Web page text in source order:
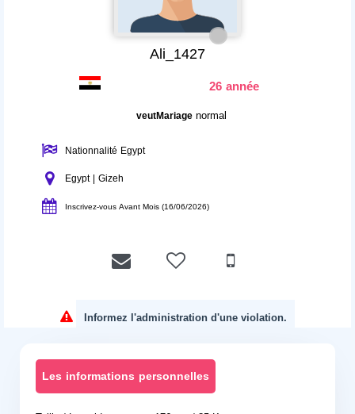
Ali_1427
26 année
veutMariagenormal
Nationnalité Egypt
Egypt | Gizeh
Inscrivez-vous Avant Mois (16/06/2026)
Informez l'administration d'une violation.
Les informations personnelles